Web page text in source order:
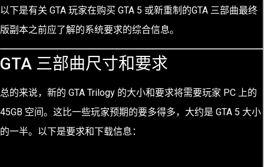
以下是有关 GTA 玩家在购买 GTA 5 或新重制的GTA 三部曲最终
版副本之前应了解的系统要求的综合信息。
GTA 三部曲尺寸和要求
总的来说，新的 GTA Trilogy 的大小和要求将需要玩家 PC 上的
45GB 空间。这比一些玩家预期的要多得多，大约是 GTA 5 大小
的一半。以下是要求和下载信息：